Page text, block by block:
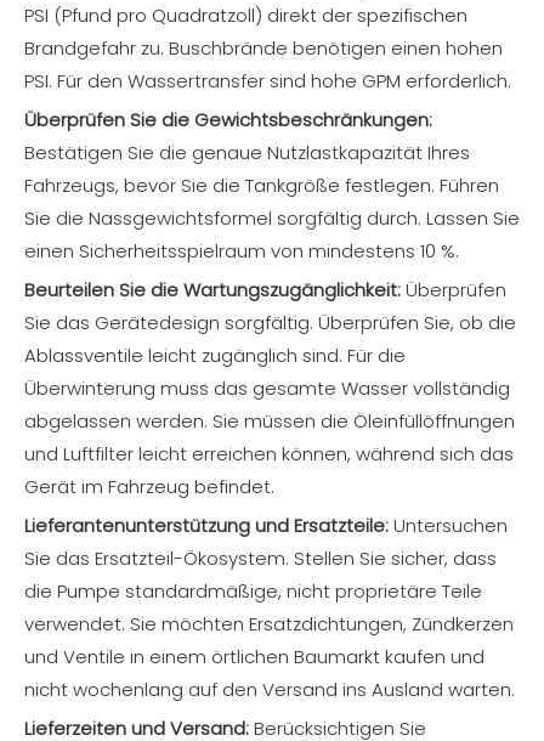
PSI (Pfund pro Quadratzoll) direkt der spezifischen
Brandgefahr zu. Buschbrände benötigen einen hohen
PSI. Für den Wassertransfer sind hohe GPM erforderlich.
Überprüfen Sie die Gewichtsbeschränkungen:
Bestätigen Sie die genaue Nutzlastkapazität Ihres
Fahrzeugs, bevor Sie die Tankgröße festlegen. Führen
Sie die Nassgewichtsformel sorgfältig durch. Lassen Sie
einen Sicherheitsspielraum von mindestens 10 %.
Beurteilen Sie die Wartungszugänglichkeit:Überprüfen
Sie das Gerätedesign sorgfältig. Überprüfen Sie, ob die
Ablassventile leicht zugänglich sind. Für die
Überwinterung muss das gesamte Wasser vollständig
abgelassen werden. Sie müssen die Öleinfüllöffnungen
und Luftfilter leicht erreichen können, während sich das
Gerät im Fahrzeug befindet.
Lieferantenunterstützung und Ersatzteile:Untersuchen
Sie das Ersatzteil-Ökosystem. Stellen Sie sicher, dass
die Pumpe standardmäßige, nicht proprietäre Teile
verwendet. Sie möchten Ersatzdichtungen, Zündkerzen
und Ventile in einem örtlichen Baumarkt kaufen und
nicht wochenlang auf den Versand ins Ausland warten.
Lieferzeiten und Versand:Berücksichtigen Sie